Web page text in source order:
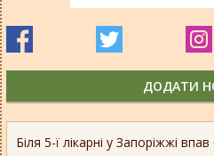
Біля 5-ї лікарні у Запоріжжі
ДОДАТИ